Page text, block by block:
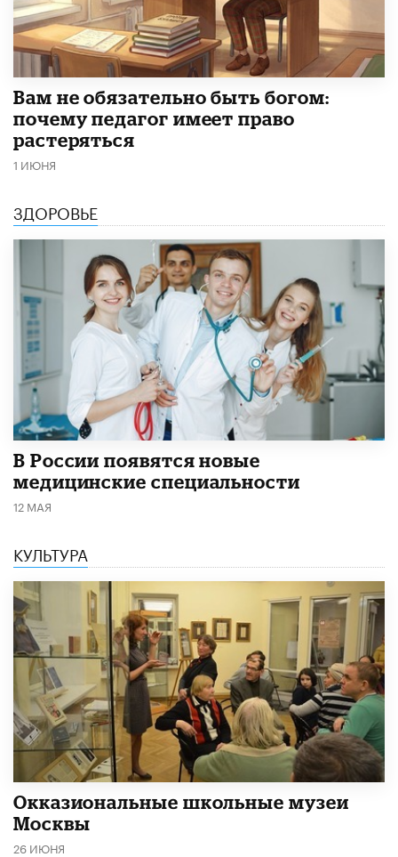
​Вам не обязательно быть богом:
почему педагог имеет право
растеряться
1 ИЮНЯ
ЗДОРОВЬЕ
В России появятся новые
медицинские специальности
12 МАЯ
КУЛЬТУРА
​Окказиональные школьные музеи
Москвы
26 ИЮНЯ